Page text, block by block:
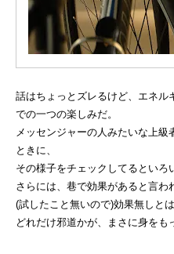
話はちょっとズレるけど、エネル
での一つの楽しみだ。
メッセンジャーの人みたいな上
ときに、
その様子をチェックしてるといろ
さらには、巷で効果があると言わ
(試したこと無いので)効果無しとは
どれだけ邪道かが、まさに身をも